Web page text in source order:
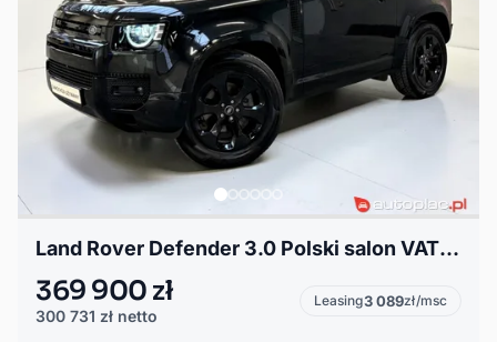
Land Rover Defender 3.0 Polski salon VAT 23% Kamera cofania Grzane fotele
369 900 zł
300 731 zł netto
Leasing3 089zł/msc